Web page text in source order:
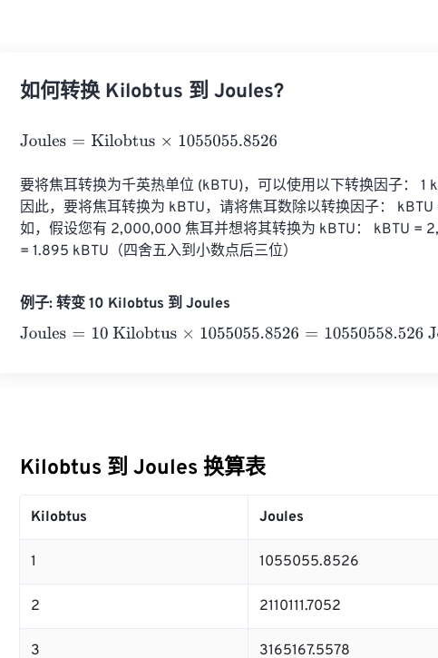
如何转换 Kilobtus 到 Joules?
Joules= Kilobtus×1055055.8526
要将焦耳转换为千英热单位 (kBTU)，可以使用以下转换因子： 1
因此，要将焦耳转换为 kBTU，请将焦耳数除以转换因子：
如，假设您有 2,000,000 焦耳并想将其转换为 kBTU： kBTU =
= 1.895 kBTU（四舍五入到小数点后三位）
例子: 转变 10 Kilobtus 到 Joules
Joules= 10 Kilobtus×1055055.8526=10550558.526 Joules
Kilobtus 到 Joules 换算表
Kilobtus Joules
1 1055055.8526
2 2110111.7052
3 3165167.5578